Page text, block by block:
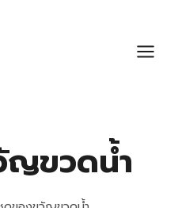
ขวดน้ำ